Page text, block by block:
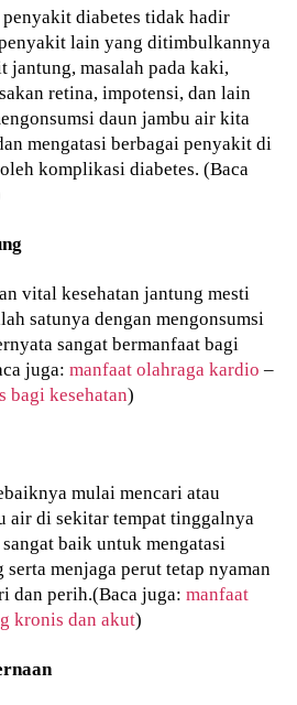
diabetes tidak hadir
lain yang ditimbulkannya
jantung, masalah pada kaki,
retina, impotensi, dan lain
daun jambu air kita
mengatasi berbagai penyakit di
komplikasi diabetes. (Baca
vital kesehatan jantung mesti
satunya dengan mengonsumsi
sangat bermanfaat bagi
juga:manfaat olahraga kardio –
bagi kesehatan)
mulai mencari atau
air di sekitar tempat tinggalnya
baik untuk mengatasi
menjaga perut tetap nyaman
dan perih.(Baca juga:manfaat
kronis dan akut)